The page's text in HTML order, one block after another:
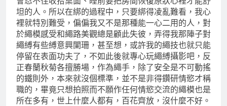
坦的人。所以在綁的過程中，只要綁得凌亂難看，我心
裡就特別難受，偏偏我又不是那種能一心二用的人，對
於繩模感受和繩路美觀總是顧此失彼，弄得我那陣子對
繩縛有些縛意興闌珊，甚至想，或許我的繩技也就只能
停留在表面功夫了，不如此後就專心玩繩縛攝影吧，反
正春蘭秋菊各擅勝場，作為繩手，除了安全是不可動搖
的鐵則外，本來就沒個標準，並不是非得鑽研情慾才稱
職的，畢竟只想拍照而不願作任何情慾交流的繩模也是
所在多有，世上什麼人都有，百花齊放，沒什麼不好。